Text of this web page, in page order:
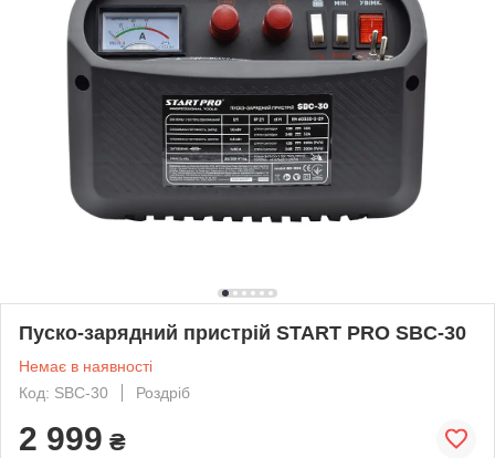
Пуско-зарядний пристрій START PRO SBC-30
Немає в наявності
Код: SBC-30
Роздріб
2 999 ₴